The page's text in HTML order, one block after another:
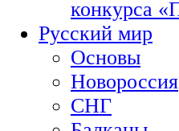
конкурса
Русский мир
Основы
Новороссия
СНГ